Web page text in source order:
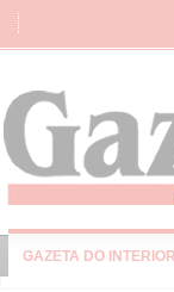
GAZETA DO INTERIOR